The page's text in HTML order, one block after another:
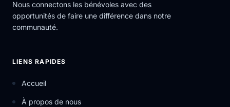
Nous connectons les bénévoles avec des
opportunités de faire une différence dans notre
communauté.
LIENS RAPIDES
Accueil
À propos de nous